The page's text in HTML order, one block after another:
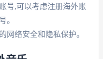
号,可以考虑注册海外账
。
网络安全和隐私保护。